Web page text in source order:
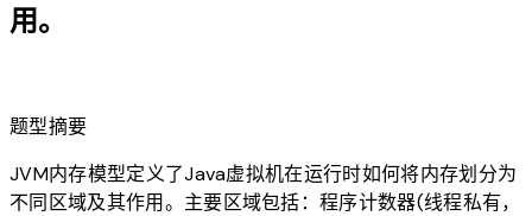
用。
题型摘要
JVM内存模型定义了Java虚拟机在运行时如何将内存划分为
不同区域及其作用。主要区域包括：程序计数器(线程私有，